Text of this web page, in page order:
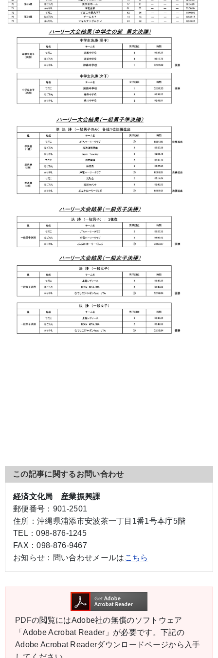
この記事に関するお問い合わせ
経済文化局 産業振興課
郵便番号： 901-2501
住所： 沖縄県浦添市安波茶一丁目1番1号本庁5階
TEL：098-876-1245
FAX：098-876-9467
お知らせ： 問い合わせメールは こちら
PDFの閲覧にはAdobe社の無償のソフトウェア
「Adobe Acrobat Reader」が必要です。下記の
Adobe Acrobat Readerダウンロードページから入手